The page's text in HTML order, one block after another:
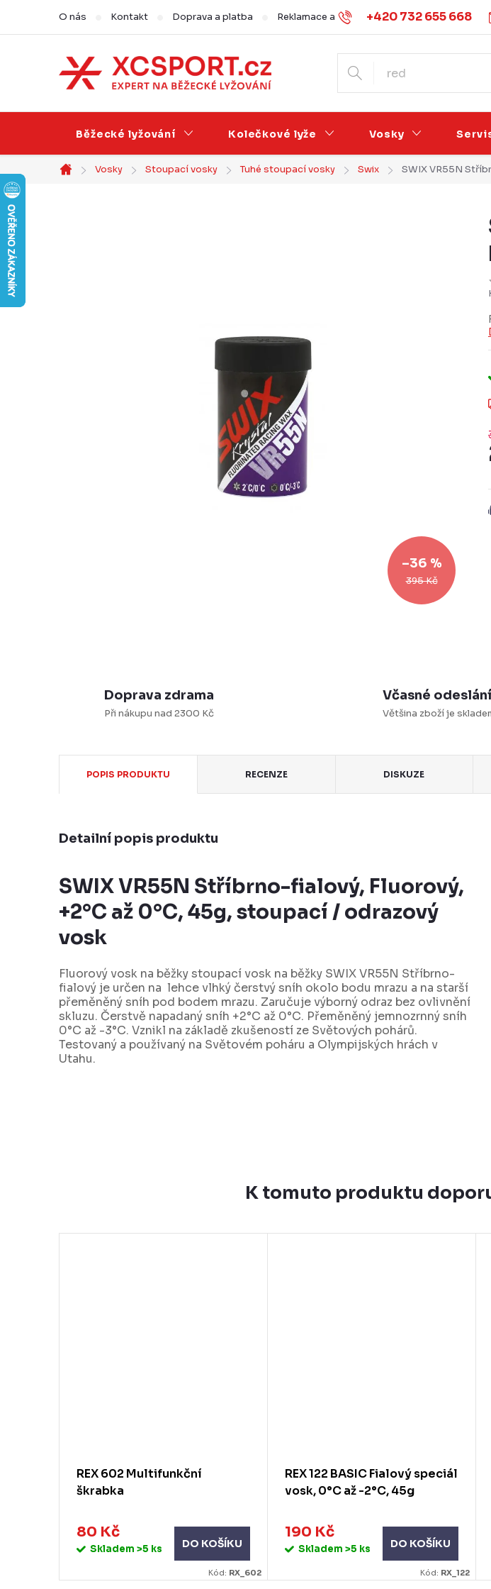
obsah
+420 732 655 668
O nás Kontakt Doprava a platba Reklamace a vrácení Obchodní podmínky
Běžecké lyžování Kolečkové lyže Vosky
Domů
Vosky Stoupací vosky Tuhé stoupací vosky Swix SWIX VR55N
395 Kč
–36 %
Doprava zdrama
Při nákupu nad 2300 Kč
Včasné odeslání
Většina zboží je
POPIS PRODUKTU RECENZE DISKUZE
Detailní popis produktu
SWIX VR55N Stříbrno-fialový, Fluorový,
+2°C až 0°C, 45g, stoupací / odrazový
vosk
Fluorový vosk na běžky stoupací vosk na běžky SWIX VR55N Stříbrno-
fialový je určen na lehce vlhký čerstvý sníh okolo bodu mrazu a na starší
přeměněný sníh pod bodem mrazu. Zaručuje výborný odraz bez ovlivnění
skluzu. Čerstvě napadaný sníh +2°C až 0°C. Přeměněný jemnozrnný sníh
0°C až -3°C. Vznikl na základě zkušeností ze Světových pohárů.
Testovaný a používaný na Světovém poháru a Olympijských hrách v
Utahu.
K tomuto produktu
REX 602 Multifunkční
škrabka
80 Kč
Skladem >5 ks DO KOŠÍKU
Kód: RX_602
REX 122 BASIC Fialový speciál
vosk, 0°C až -2°C, 45g
190 Kč
Skladem >5 ks DO KOŠÍKU
Kód: RX_122